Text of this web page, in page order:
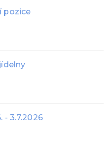
pozice
- 3.7.2026